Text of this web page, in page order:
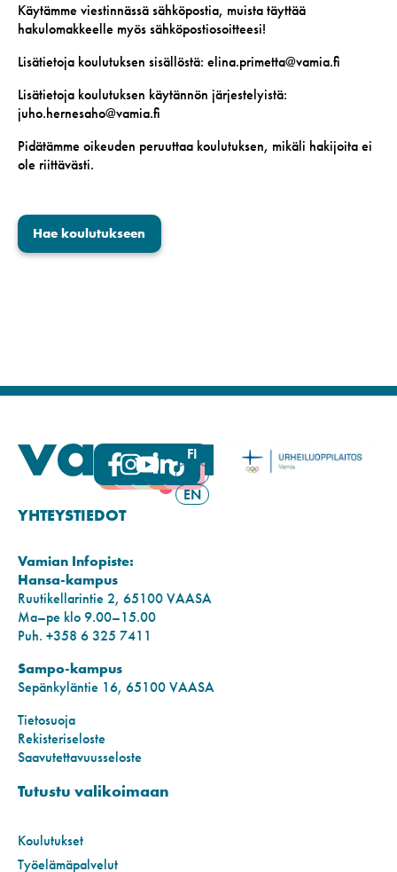
Käytämme viestinnässä sähköpostia, muista täyttää
hakulomakkeelle myös sähköpostiosoitteesi!
Lisätietoja koulutuksen sisällöstä: elina.primetta@vamia.fi
Lisätietoja koulutuksen käytännön järjestelyistä:
juho.hernesaho@vamia.fi
Pidätämme oikeuden peruuttaa koulutuksen, mikäli hakijoita ei
ole riittävästi.
Hae koulutukseen
FI
SV
EN
YHTEYSTIEDOT
Vamian Infopiste:
Hansa-kampus
Ruutikellarintie 2, 65100 VAASA
Ma–pe klo 9.00–15.00
Puh. +358 6 325 7411
Sampo-kampus
Sepänkyläntie 16, 65100 VAASA
Tietosuoja
Rekisteriseloste
Saavutettavuusseloste
Tutustu valikoimaan
Koulutukset
Työelämäpalvelut